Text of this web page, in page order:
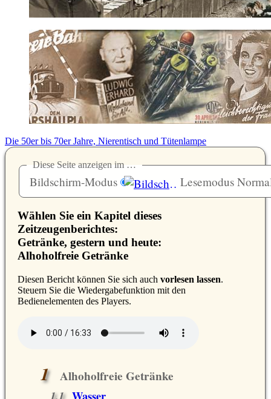
Die 50er bis 70er Jahre, Nierentisch und Tütenlampe
Diese Seite anzeigen im …
Bildschirm-Modus Lesemodus
Wählen Sie ein Kapitel dieses
Zeitzeugenberichtes:
Getränke, gestern und heute:
Alhoholfreie Getränke
Diesen Bericht können Sie sich auch vorlesen lassen.
Steuern Sie die Wiedergabefunktion mit den
Bedienelementen des Players.
Alhoholfreie Getränke